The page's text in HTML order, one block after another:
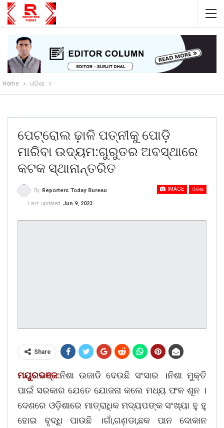
Home ଓଡିଶା
ପେଟ୍ରୋଲ ଢ଼ାଳି ପତ୍ନୀକୁ ପୋଡ଼ି
ମାରିବା ଉଦ୍ୟମ:ଗୁରୁତର ଅବସ୍ଥାରେ
କଟକ ସ୍ଥାନାନ୍ତରିତ
IMAGE ଓଡିଶା
By Reporters Today Bureau
Last updated Jun 9, 2023
Share
ମୟୁରଭଞ୍ଜ:ନିଶା ଉଜାଡି ଦେଉଛି ସଂସାର ।ନିଶା ମୁକ୍ତି
ପାଇଁ ସରକାର ଯେତେ ଯୋଜନା କଲେ ମଧ୍ୟ ଫଳ ଶୂନ ।
ଦେଶରେ ଓଡ଼ିଶାରେ ମାତ୍ରାଧିକ ମଦ୍ୟପଙ୍କ ସଂଖ୍ୟା ହୁ ହୁ
ହୋଇ ବୃଦ୍ଧି ପାଉଛି ।ଗାଁ,ଗଣ଼ଡା,ଛକ ପାନ ଦୋକାନ